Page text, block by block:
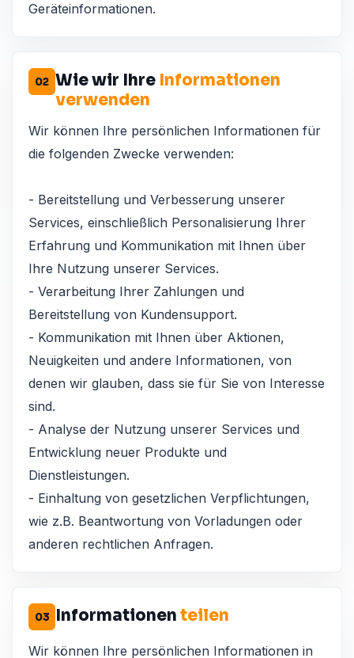
Geräteinformationen.
02 Wie wir Ihre Informationen
verwenden
Wir können Ihre persönlichen Informationen für
die folgenden Zwecke verwenden:
- Bereitstellung und Verbesserung unserer
Services, einschließlich Personalisierung Ihrer
Erfahrung und Kommunikation mit Ihnen über
Ihre Nutzung unserer Services.
- Verarbeitung Ihrer Zahlungen und
Bereitstellung von Kundensupport.
- Kommunikation mit Ihnen über Aktionen,
Neuigkeiten und andere Informationen, von
denen wir glauben, dass sie für Sie von Interesse
sind.
- Analyse der Nutzung unserer Services und
Entwicklung neuer Produkte und
Dienstleistungen.
- Einhaltung von gesetzlichen Verpflichtungen,
wie z.B. Beantwortung von Vorladungen oder
anderen rechtlichen Anfragen.
03 Informationen teilen
Wir können Ihre persönlichen Informationen in